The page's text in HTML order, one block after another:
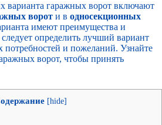
варианта гаражных ворот включают
ворот и в односекционных
имеют преимущества и
определить лучший вариант
потребностей и пожеланий. Узнайте
ворот, чтобы принять
[hide]